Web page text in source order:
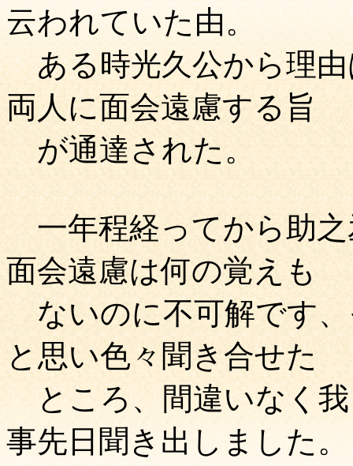
云われていた由。
ある時光久公から理由
両人に面会遠慮する旨
が通達された。
一年程経ってから助之
面会遠慮は何の覚えも
ないのに不可解です、
と思い色々聞き合せた
ところ、間違いなく我
事先日聞き出しました。